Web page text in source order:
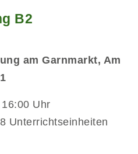
B2
am Garnmarkt, Am
Uhr
Unterrichtseinheiten